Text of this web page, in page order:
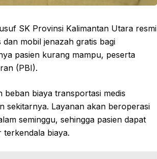
SK Provinsi Kalimantan Utara resmi
mobil jenazah gratis bagi
pasien kurang mampu, peserta
(PBI).
biaya transportasi medis
sekitarnya. Layanan akan beroperasi
seminggu, sehingga pasien dapat
terkendala biaya.